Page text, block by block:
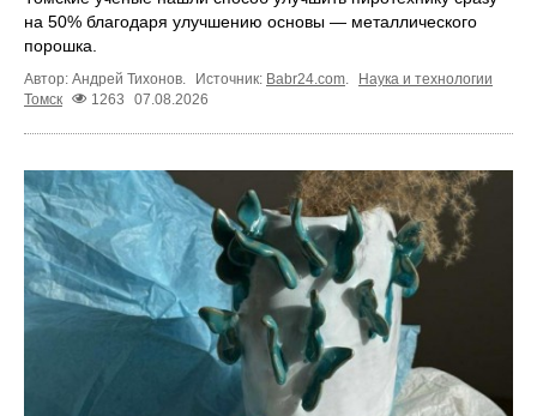
на 50% благодаря улучшению основы — металлического
порошка.
Автор: Андрей Тихонов. Источник: Babr24.com.
Наука и технологии
Томск
1263 07.08.2026